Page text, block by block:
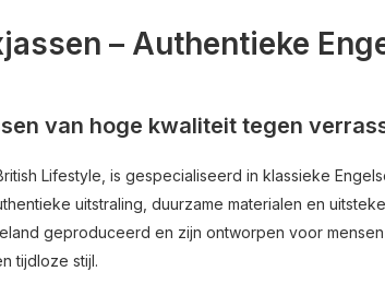
– Authentieke
van hoge kwaliteit tegen
Lifestyle, is gespecialiseerd in klassieke
uitstraling, duurzame materialen en
geproduceerd en zijn ontworpen voor
tijdloze stijl.